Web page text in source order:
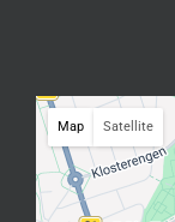
Map Satellite